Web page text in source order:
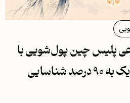
پلیس چین پول‌شویی با
بیت‌کوین را با دقت نزدیک به ۹۰ درصد شناسایی